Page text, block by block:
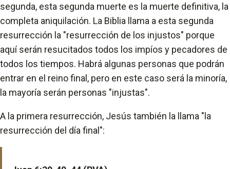
segunda, esta segunda muerte es la muerte definitiva, la
completa aniquilación. La Biblia llama a esta segunda
resurrección la "resurrección de los injustos" porque
aquí serán resucitados todos los impíos y pecadores de
todos los tiempos. Habrá algunas personas que podrán
entrar en el reino final, pero en este caso será la minoría,
la mayoría serán personas "injustas".
A la primera resurrección, Jesús también la llama "la
resurrección del día final":